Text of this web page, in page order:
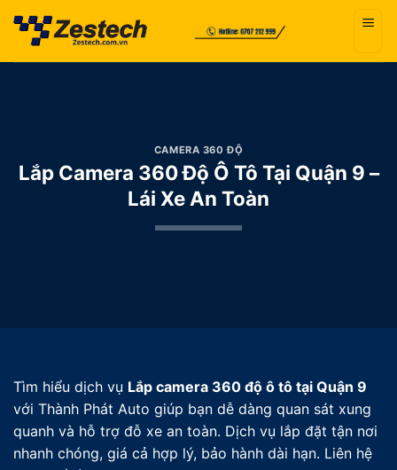
qua
CAMERA 360 ĐỘ
Lắp Camera 360 Độ Ô Tô Tại Quận 9 –
Lái Xe An Toàn
Tìm hiểu dịch vụ Lắp camera 360 độ ô tô tại Quận 9
với Thành Phát Auto giúp bạn dễ dàng quan sát xung
quanh và hỗ trợ đỗ xe an toàn. Dịch vụ lắp đặt tận nơi
nhanh chóng, giá cả hợp lý, bảo hành dài hạn. Liên hệ